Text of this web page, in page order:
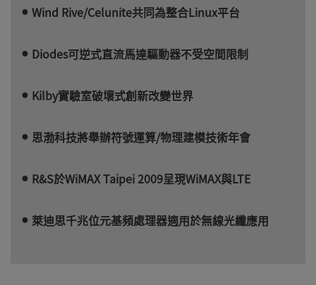
Wind Rive/Celunite共同為整合Linux平台
Diodes可逆式直流馬達驅動器不受空間限制
Kilby實驗室破壞式創新改變世界
思渤科技將舉辦符號運算/物理建模技術年會
R&S於WiMAX Taipei 2009呈現WiMAX與LTE
萊迪思千兆位元基頻處理器適用於無線光纖應用